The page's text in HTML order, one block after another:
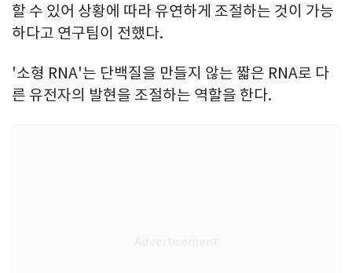
할 수 있어 상황에 따라 유연하게 조절하는 것이 가능
하다고 연구팀이 전했다.
'소형 RNA'는 단백질을 만들지 않는 짧은 RNA로 다
른 유전자의 발현을 조절하는 역할을 한다.